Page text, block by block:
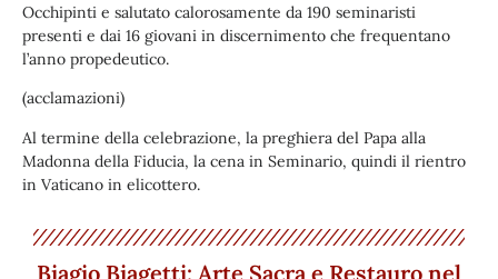
Occhipinti e salutato calorosamente da 190 seminaristi
presenti e dai 16 giovani in discernimento che frequentano
l’anno propedeutico.
(acclamazioni)
Al termine della celebrazione, la preghiera del Papa alla
Madonna della Fiducia, la cena in Seminario, quindi il rientro
in Vaticano in elicottero.
Biagio Biagetti: Arte Sacra e Restauro nel